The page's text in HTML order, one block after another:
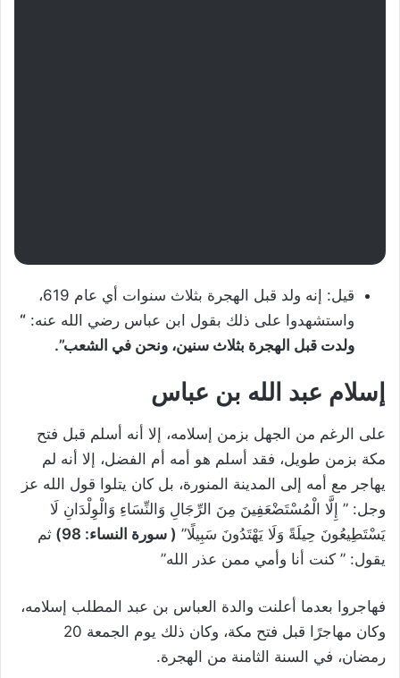
قيل: إنه ولد قبل الهجرة بثلاث سنوات أي عام 619،
واستشهدوا على ذلك بقول ابن عباس رضي الله عنه: “
ولدت قبل الهجرة بثلاث سنين، ونحن في الشعب”.
إسلام عبد الله بن عباس
على الرغم من الجهل بزمن إسلامه، إلا أنه أسلم قبل فتح
مكة بزمن طويل، فقد أسلم هو أمه أم الفضل، إلا أنه لم
يهاجر مع أمه إلى المدينة المنورة، بل كان يتلوا قول الله عز
وجل: ” إِلَّا الْمُسْتَضْعَفِينَ مِنَ الرِّجَالِ وَالنِّسَاءِ وَالْوِلْدَانِ لَا
يَسْتَطِيعُونَ حِيلَةً وَلَا يَهْتَدُونَ سَبِيلًا” ( سورة النساء:
) ثم
يقول: ” كنت أنا وأمي ممن عذر الله”
فهاجروا بعدما أعلنت والدة العباس بن عبد المطلب إسلامه،
وكان مهاجرًا قبل فتح مكة، وكان ذلك يوم الجمعة 20
رمضان، في السنة الثامنة من الهجرة.